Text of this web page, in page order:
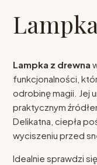
Lampka z drewna
funkcjonalności,
odrobinę magii. Jej
praktycznym
Delikatna, ciepła
wyciszeniu przed
Idealnie sprawdzi